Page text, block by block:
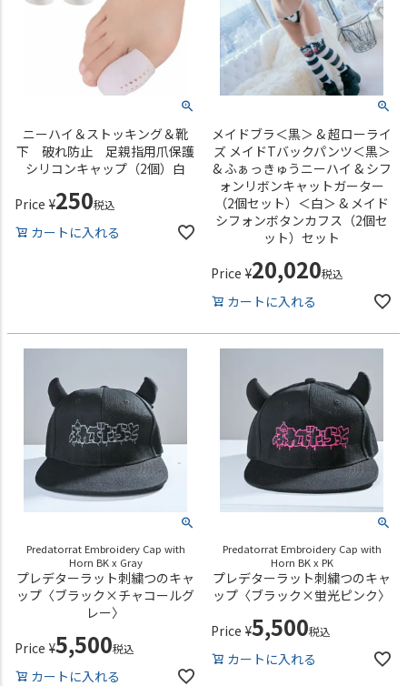
ニーハイ＆ストッキング＆靴
下 破れ防止 足親指用爪保護
シリコンキャップ（2個）白
Price ¥250税込
カートに入れる
メイドブラ＜黒＞ & 超ローライ
ズ メイドTバックパンツ＜黒＞
& ふぁっきゅうニーハイ & シフ
ォンリボンキャットガーター
（2個セット）＜白＞ & メイド
シフォンボタンカフス（2個セ
ット）セット
Price ¥20,020税込
カートに入れる
Predatorrat Embroidery Cap with
Horn BK x Gray
プレデターラット刺繍つのキャ
ップ〈ブラック×チャコールグ
レー〉
Price ¥5,500税込
カートに入れる
Predatorrat Embroidery Cap with
Horn BK x PK
プレデターラット刺繍つのキャ
ップ〈ブラック×蛍光ピンク〉
Price ¥5,500税込
カートに入れる